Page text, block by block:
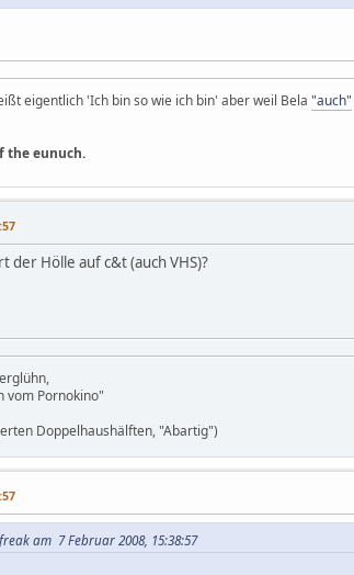
eigentlich 'Ich bin so wie ich bin' aber weil Bela "auch"
the eunuch.
der Hölle auf c&t (auch VHS)?
vom Pornokino"
Doppelhaushälften, "Abartig")
am 7 Februar 2008, 15:38:57